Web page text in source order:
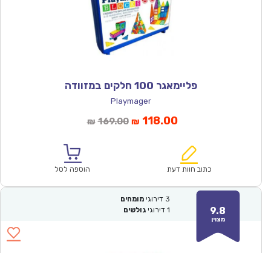
פליימאגר 100 חלקים במזוודה
Playmager
₪ 169.00המחיר
₪169.00.
₪ 118.00המחיר
הוא:
כתוב חוות דעת הוספה לסל
9.8
מצוין
3 דירוגי מומחים
1 דירוגי גולשים